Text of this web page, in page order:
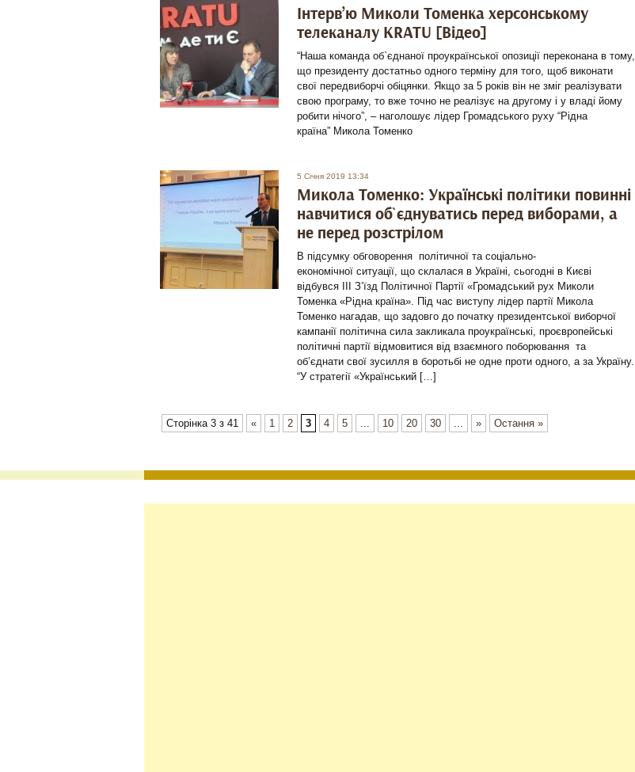
Інтерв’ю Миколи Томенка херсонському
телеканалу KRATU [Відео]
“Наша команда об`єднаної проукраїнської опозиції переконана в тому,
що президенту достатньо одного терміну для того, щоб виконати
свої передвиборчі обіцянки. Якщо за 5 років він не зміг реалізувати
свою програму, то вже точно не реалізує на другому і у владі йому
робити нічого”, – наголошує лідер Громадського руху “Рідна
країна” Микола Томенко
5 Січня 2019 13:34
Микола Томенко: Українські політики повинні
навчитися об`єднуватись перед виборами, а
не перед розстрілом
В підсумку обговорення політичної та соціально-
економічної ситуації, що склалася в Україні, сьогодні в Києві
відбувся ІІІ З’їзд Політичної Партії «Громадський рух Миколи
Томенка «Рідна країна». Під час виступу лідер партії Микола
Томенко нагадав, що задовго до початку президентської виборчої
кампанії політична сила закликала проукраїнські, проєвропейські
політичні партії відмовитися від взаємного поборювання та
об’єднати свої зусилля в боротьбі не одне проти одного, а за Україну.
“У стратегії «Український […]
Сторінка 3 з 41 « 1 2 3 4 5 ... 10 20 30 ... » Остання »